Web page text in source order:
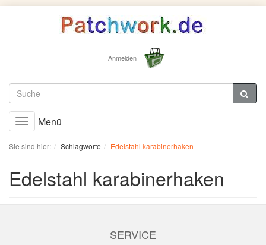
Anmelden
Toggle
navigation
Menü
Sie sind hier: Schlagworte Edelstahl karabinerhaken
Edelstahl karabinerhaken
SERVICE